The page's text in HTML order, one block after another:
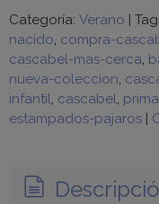
Categoría: Verano |
nacido compra-
cascabel-mas-cerca
nueva-coleccion
infantil cascabel
estampados-pajaros |